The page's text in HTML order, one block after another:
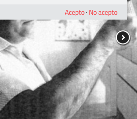
Acepto· No acepto